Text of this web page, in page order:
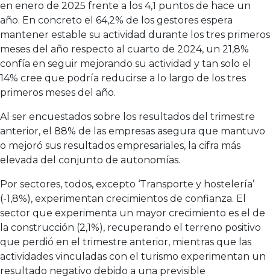
en enero de 2025 frente a los 4,1 puntos de hace un
año. En concreto el 64,2% de los gestores espera
mantener estable su actividad durante los tres primeros
meses del año respecto al cuarto de 2024, un 21,8%
confía en seguir mejorando su actividad y tan solo el
14% cree que podría reducirse a lo largo de los tres
primeros meses del año.
Al ser encuestados sobre los resultados del trimestre
anterior, el 88% de las empresas asegura que mantuvo
o mejoró sus resultados empresariales, la cifra más
elevada del conjunto de autonomías.
Por sectores, todos, excepto ‘Transporte y hostelería’
(-1,8%), experimentan crecimientos de confianza. El
sector que experimenta un mayor crecimiento es el de
la construcción (2,1%), recuperando el terreno positivo
que perdió en el trimestre anterior, mientras que las
actividades vinculadas con el turismo experimentan un
resultado negativo debido a una previsible